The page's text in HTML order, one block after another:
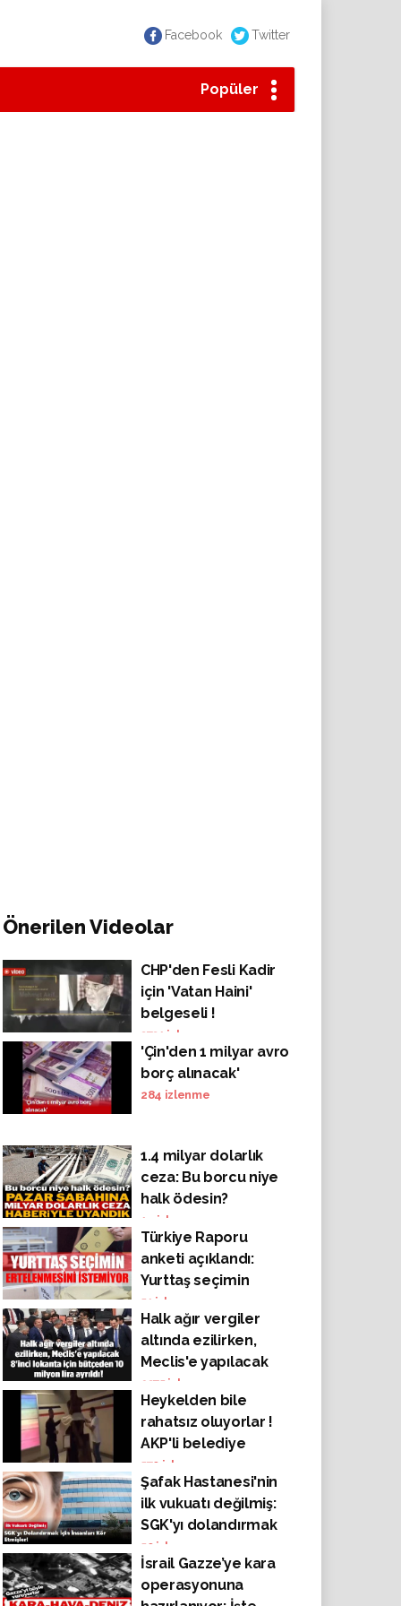
Facebook Twitter
Popüler
Önerilen Videolar
CHP'den Fesli Kadir
için 'Vatan Haini'
belgeseli !
3731 izlenme
'Çin'den 1 milyar avro
borç alınacak'
284 izlenme
1.4 milyar dolarlık
ceza: Bu borcu niye
halk ödesin?
14 izlenme
Türkiye Raporu
anketi açıklandı:
Yurttaş seçimin
ertelenmesini
istemiyor
51 izlenme
Halk ağır vergiler
altında ezilirken,
Meclis'e yapılacak
8'inci lokanta için
bütçeden 10 milyon
lira ayrıldı!
9375 izlenme
Heykelden bile
rahatsız oluyorlar !
AKP'li belediye
meclisi üyesi, İzmir
metrosundaki heykeli
bezle kapattı !
570 izlenme
Şafak Hastanesi'nin
ilk vukuatı değilmiş:
SGK'yı dolandırmak
için kör etmişler!
50 izlenme
İsrail Gazze’ye kara
operasyonuna